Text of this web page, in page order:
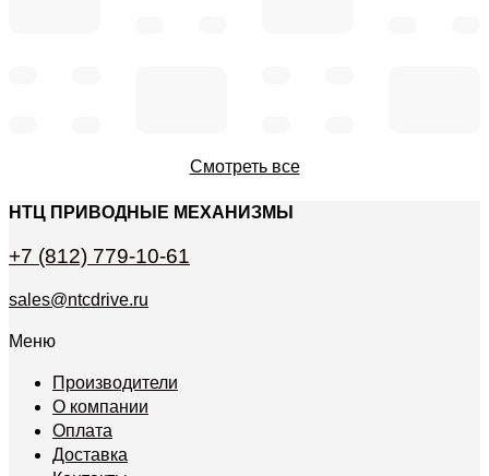
Смотреть все
НТЦ ПРИВОДНЫЕ МЕХАНИЗМЫ
+7 (812) 779-10-61
sales@ntcdrive.ru
Меню
Производители
О компании
Оплата
Доставка